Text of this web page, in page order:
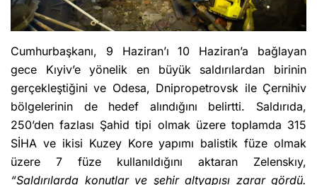
Cumhurbaşkanı, 9 Haziran’ı 10 Haziran’a bağlayan
gece Kıyiv’e yönelik en büyük saldırılardan birinin
gerçekleştiğini ve Odesa, Dnipropetrovsk ile Çernihiv
bölgelerinin de hedef alındığını belirtti. Saldırıda,
250’den fazlası Şahid tipi olmak üzere toplamda 315
SİHA ve ikisi Kuzey Kore yapımı balistik füze olmak
üzere 7 füze kullanıldığını aktaran Zelenskıy,
“Saldırılarda konutlar ve şehir altyapısı zarar gördü.